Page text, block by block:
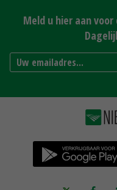
Meld u hier aan